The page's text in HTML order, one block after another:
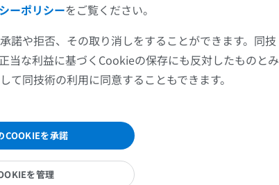
(FL): StatPearls Publishing; 2023 Jan-. Available from:
イラストレーション
プレミアム
ーポリシーをご覧ください。
諾や拒否、その取り消しをすることができます。同技
当な利益に基づくCookieの保存にも反対したものとみ
同技術の利用に同意することもできます。
COOKIEを承諾
を管理